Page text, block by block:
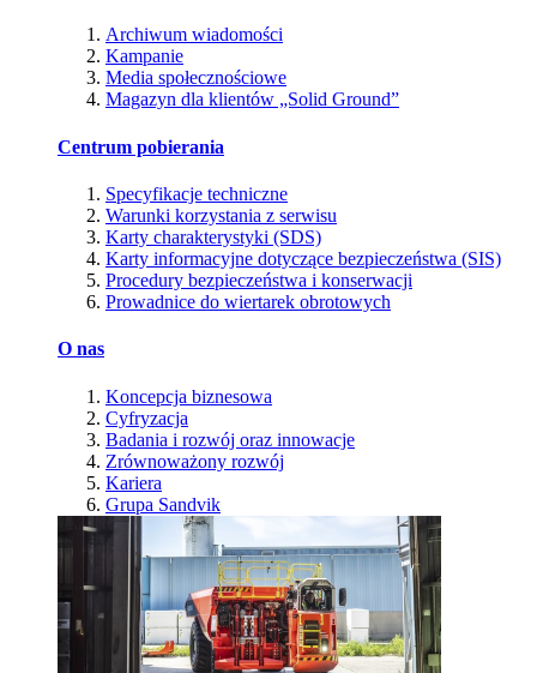
Archiwum wiadomości
Kampanie
Media społecznościowe
Magazyn dla klientów „Solid Ground”
Centrum pobierania
Specyfikacje techniczne
Warunki korzystania z serwisu
Karty charakterystyki (SDS)
Karty informacyjne dotyczące bezpieczeństwa (SIS)
Procedury bezpieczeństwa i konserwacji
Prowadnice do wiertarek obrotowych
O nas
Koncepcja biznesowa
Cyfryzacja
Badania i rozwój oraz innowacje
Zrównoważony rozwój
Kariera
Grupa Sandvik